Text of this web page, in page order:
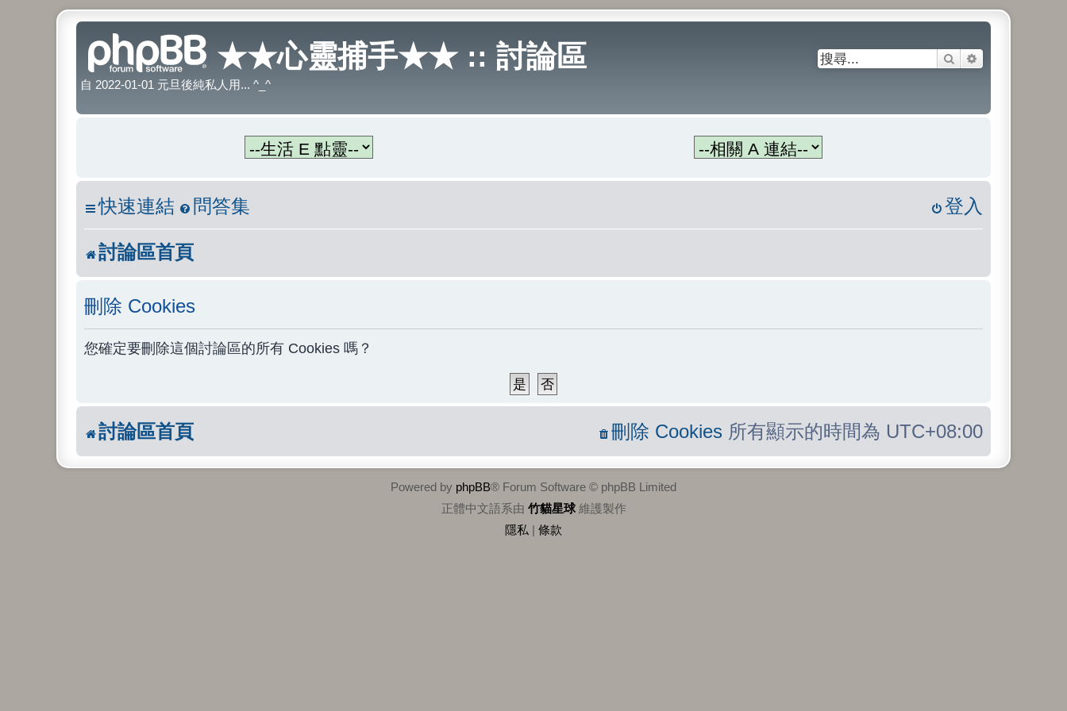
★★心靈捕手★★ :: 討論區
自 2022-01-01 元旦後純私人用... ^_^
搜尋
快速連結 問答集 登入
討論區首頁
刪除 Cookies
您確定要刪除這個討論區的所有 Cookies 嗎？
討論區首頁 所有顯示的時間為 UTC+08:00
刪除 Cookies
Powered by phpBB® Forum Software © phpBB Limited
正體中文語系由 竹貓星球維護製作
隱私 | 條款